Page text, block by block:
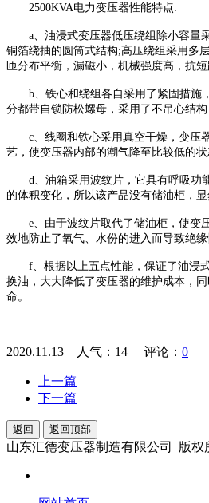
2500KVA电力变压器性能特点:
a、油浸式变压器低压绕组除小容量
铜箔绕抽的圆筒式结构;高压绕组采用多
匝分布平衡，漏磁小，机械强度高，抗短
b、铁心和绕组各自采用了紧固措施
分都带自锁防松螺母，采用了不吊心结构
c、线圈和铁心采用真空干燥，变压
艺，使变压器内部的潮气降至比较低的状
d、油箱采用波纹片，它具有呼吸功
的体积变化，所以该产品没有储油柜，显
e、由于波纹片取代了储油柜，使变
效地防止了氧气、水份的进入而导致绝缘
f、根据以上五点性能，保证了油浸
换油，大大降低了变压器的维护成本，
命。
2020.11.13 人气： 14 评论： 0
上一篇
下一篇
返回 返回顶部
山东汇德变压器制造有限公司 版权